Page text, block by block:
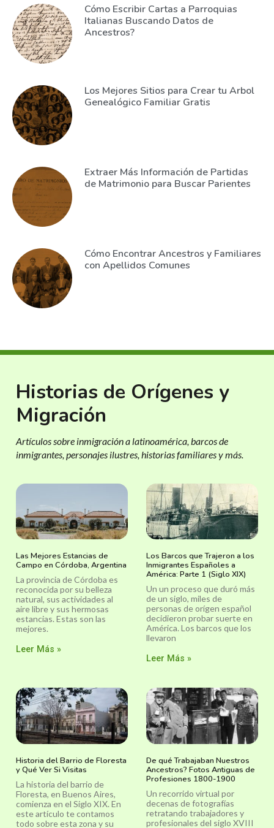
Cómo Escribir Cartas a Parroquias
Italianas Buscando Datos de
Ancestros?
Los Mejores Sitios para Crear tu Arbol
Genealógico Familiar Gratis
Extraer Más Información de Partidas
de Matrimonio para Buscar Parientes
Cómo Encontrar Ancestros y Familiares
con Apellidos Comunes
Historias de Orígenes y
Migración
Artículos sobre inmigración a latinoamérica, barcos de
inmigrantes, personajes ilustres, historias familiares y más.
Las Mejores Estancias de
Campo en Córdoba, Argentina
La provincia de Córdoba es
reconocida por su belleza
natural, sus actividades al
aire libre y sus hermosas
estancias. Estas son las
mejores.
Leer Más »
Los Barcos que Trajeron a los
Inmigrantes Españoles a
América: Parte 1 (Siglo XIX)
Un un proceso que duró más
de un siglo, miles de
personas de orígen español
decidieron probar suerte en
América. Los barcos que los
llevaron
Leer Más »
Historia del Barrio de Floresta
y Qué Ver Si Visitas
La historia del barrio de
Floresta, en Buenos Aires,
comienza en el Siglo XIX. En
este artículo te contamos
todo sobre esta zona y su
De qué Trabajaban Nuestros
Ancestros? Fotos Antiguas de
Profesiones 1800-1900
Un recorrido virtual por
decenas de fotografías
retratando trabajadores y
profesionales del siglo XVIII